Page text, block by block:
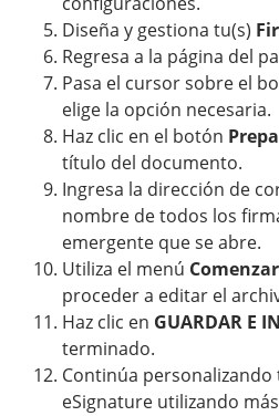
Diseña y gestiona tu(s)
Regresa a la página del
Pasa el cursor sobre el
elige la opción necesaria.
Haz clic en el botón
título del documento.
Ingresa la dirección de
nombre de todos los
emergente que se abre.
Utiliza el menú
proceder a editar el
Haz clic en GUARDAR E
terminado.
Continúa
eSignature utilizando